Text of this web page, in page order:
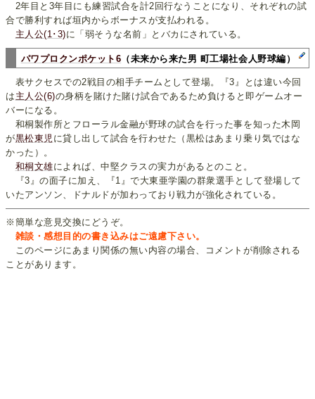
2年目と3年目にも練習試合を計2回行なうことになり、それぞれの試
合で勝利すれば垣内からボーナスが支払われる。
主人公(1･3)に「弱そうな名前」とバカにされている。
パワプロクンポケット6 （未来から来た男 町工場社会人野球編）
表サクセスでの2戦目の相手チームとして登場。『3』とは違い今回
は 主人公(6)の身柄を賭けた賭け試合であるため負けると即ゲームオー
バーになる。
和桐製作所とフローラル金融が野球の試合を行った事を知った木岡
が黒松東児 に貸し出して試合を行わせた（黒松はあまり乗り気ではな
かった）。
和桐文雄によれば、中堅クラスの実力があるとのこと。
『3』の面子に加え、『1』で大東亜学園の群衆選手として登場して
いたアンソン、ドナルドが加わっており戦力が強化されている。
※簡単な意見交換にどうぞ。
雑談・感想目的の書き込みはご遠慮下さい。
このページにあまり関係の無い内容の場合、コメントが削除される
ことがあります。